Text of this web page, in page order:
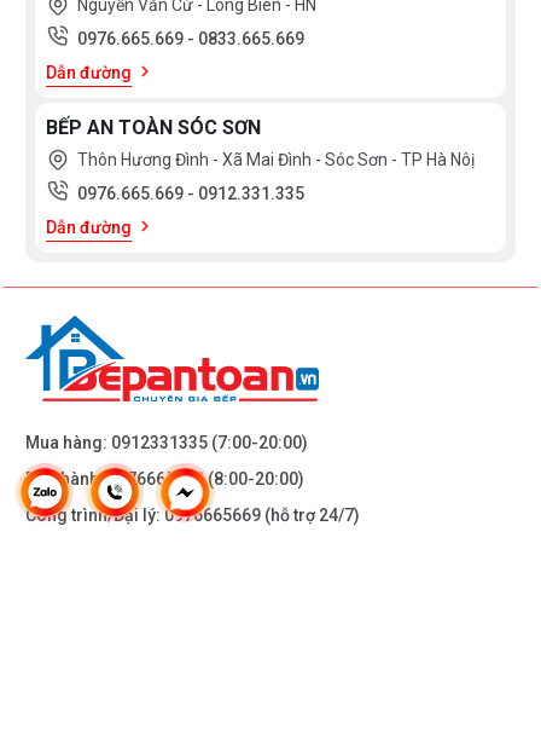
Nguyễn Văn Cừ - Long Biên - HN
0976.665.669 - 0833.665.669
Dẫn đường
BẾP AN TOÀN SÓC SƠN
Thôn Hương Đình - Xã Mai Đình - Sóc Sơn - TP Hà Nôị
0976.665.669 - 0912.331.335
Dẫn đường
Mua hàng: 0912331335 (7:00-20:00)
Bảo hành:0976665669(8:00-20:00)
Công trình/Đại lý:0976665669 (hỗ trợ 24/7)